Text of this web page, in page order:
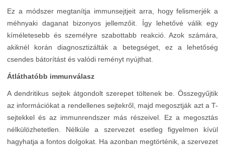
Ez a módszer megtanítja immunsejtjeit arra, hogy felismerjék a
méhnyaki daganat bizonyos jellemzőit. Így lehetővé válik egy
kíméletesebb és személyre szabottabb reakció. Azok számára,
akiknél korán diagnosztizálták a betegséget, ez a lehetőség
csendes bátorítást és valódi reményt nyújthat.
Átláthatóbb immunválasz
A dendritikus sejtek átgondolt szerepet töltenek be. Összegyűjtik
az információkat a rendellenes sejtekről, majd megosztják azt a T-
sejtekkel és az immunrendszer más részeivel. Ez a megosztás
nélkülözhetetlen. Nélküle a szervezet esetleg figyelmen kívül
hagyhatja a fontos dolgokat. Ha azonban megtörténik, a szervezet